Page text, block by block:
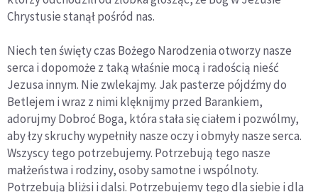
Chrystusie stanął pośród nas.
Niech ten święty czas Bożego Narodzenia otworzy nasze
serca i dopomoże z taką właśnie mocą i radością nieść
Jezusa innym. Nie zwlekajmy. Jak pasterze pójdźmy do
Betlejem i wraz z nimi klęknijmy przed Barankiem,
adorujmy Dobroć Boga, która stała się ciałem i pozwólmy,
aby łzy skruchy wypełniły nasze oczy i obmyły nasze serca.
Wszyscy tego potrzebujemy. Potrzebują tego nasze
małżeństwa i rodziny, osoby samotne i wspólnoty.
Potrzebują bliżsi i dalsi. Potrzebujemy tego dla siebie i dla